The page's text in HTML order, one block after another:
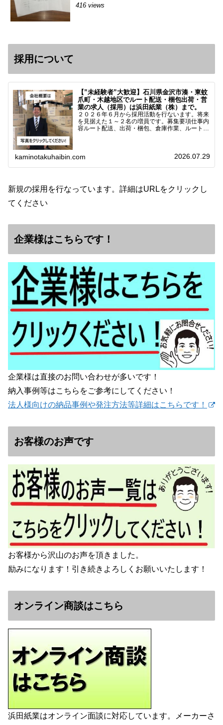
416 views
採用について
【”未経験者”大歓迎】石川県金沢市湊・東蚊
爪町・木越地区でルート配送・梱包出荷・営
業の求人（採用）は浜田紙業（株）まで。
２０２６年６月から採用活動を行ないます。将来
を見据えた１～２名の増員です。募集要項仕事内
容ルート配送、出荷・梱包、倉庫作業、ルート営
kaminotakuhaibin.com 2026.07.29
新規の採用を行なっています。詳細はURLをクリックし
てください
企業様はこちらです！
企業様は直接のお問い合わせが多いです！
納入事例等はこちらをご参考にしてください！
法人様向けの納品事例や発注方法等詳細はこちらです！
お客様のお声です
お客様から沢山のお声を頂きました。
励みになります！引き続きよろしくお願いいたします！
オンライン商談はこちら
浜田紙業はオンライン面談に対応しています。メーカーさ